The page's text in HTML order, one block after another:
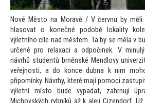
Nové Město na Moravě / V červnu by
hlasovat o konečné podobě lokality
výletního cíle nad městem. Ta by se měla v
určené pro relaxaci a odpočinek. V
návrhů studentů brněnské Mendlovy
veřejnosti, a do konce dubna k nim
připomínky. Návrhy, které mají pomoci
výletní místo bude vypadat, zahrnují